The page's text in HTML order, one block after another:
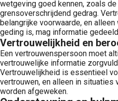
wetgeving goed kennen, zoals
grensoverschrijdend gedrag.
belangrijke voorwaarde, en
geding is, mag informatie
Vertrouwelijkheid en
Een vertrouwenspersoon moet
vertrouwelijke informatie
Vertrouwelijkheid is essentieel
vertrouwen, en alleen in situaties
worden afgeweken.